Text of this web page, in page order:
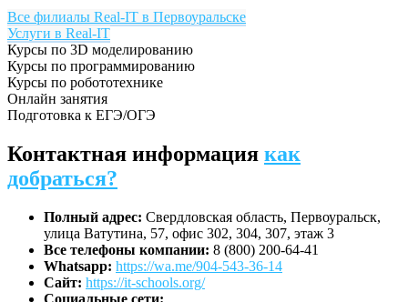
Все филиалы Real-IT в Первоуральске
Услуги в Real-IT
Курсы по 3D моделированию
Курсы по программированию
Курсы по робототехнике
Онлайн занятия
Подготовка к ЕГЭ/ОГЭ
Контактная информация как
добраться?
Полный адрес: Свердловская область, Первоуральск,
улица Ватутина, 57, офис 302, 304, 307, этаж 3
Все телефоны компании: 8 (800) 200-64-41
Whatsapp: https://wa.me/904-543-36-14
Сайт: https://it-schools.org/
Социальные сети: